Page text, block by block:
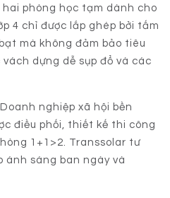
phòng học tạm dành cho
4 chỉ được lắp ghép bởi tấm
mà không đảm bảo tiêu
dựng dễ sụp đổ và các
nghiệp xã hội bền
điều phối, thiết kế thi công
1+1>2. Transsolar tư
ánh sáng ban ngày và